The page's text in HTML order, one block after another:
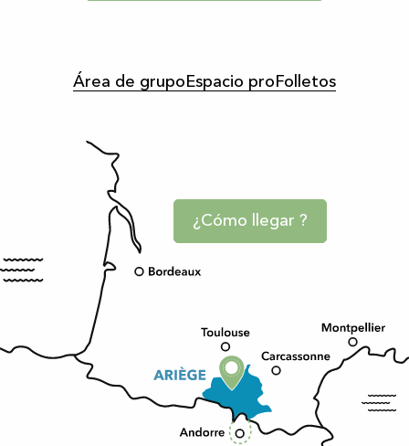
Área de grupo Espacio pro Folletos
¿Cómo llegar ?